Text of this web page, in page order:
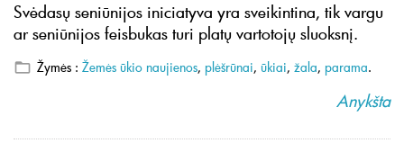
Svėdasų seniūnijos iniciatyva yra sveikintina, tik vargu
ar seniūnijos feisbukas turi platų vartotojų sluoksnį.
Žymės : Žemės ūkio naujienos, plėšrūnai, ūkiai, žala, parama.
Anykšta